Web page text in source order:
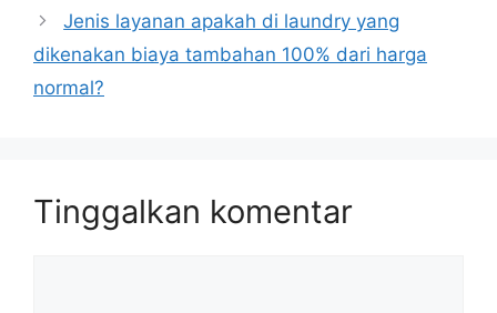
Jenis layanan apakah di laundry yang
dikenakan biaya tambahan 100% dari harga
normal?
Tinggalkan komentar